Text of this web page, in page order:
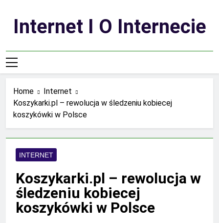
contentInternet I O Internecie
Home
Internet
Koszykarki.pl – rewolucja w śledzeniu kobiecej
koszykówki w Polsce
INTERNET
Koszykarki.pl – rewolucja w
śledzeniu kobiecej
koszykówki w Polsce